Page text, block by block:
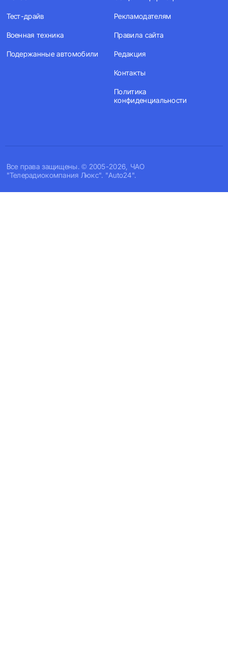
Все права защищены. © 2005-2026, ЧАО
"Телерадиокомпания Люкс". "Auto24".
Тест-драйв
Военная техника
Подержанные автомобили
Рекламодателям
Правила сайта
Редакция
Контакты
Политика
конфиденциальности